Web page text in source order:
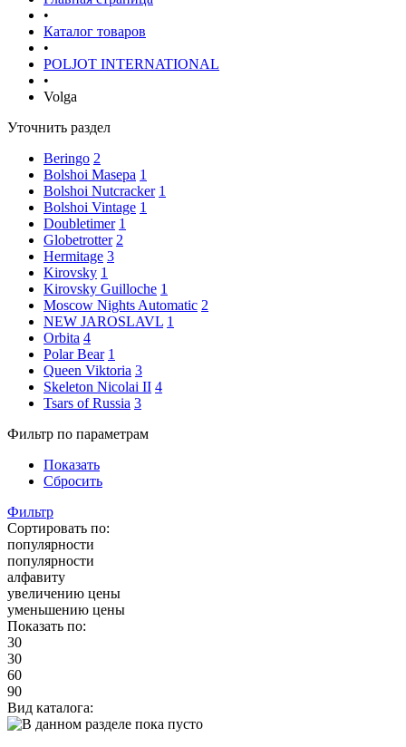
•
Каталог товаров
•
POLJOT INTERNATIONAL
•
Volga
Уточнить раздел
Beringo 2
Bolshoi Masepa 1
Bolshoi Nutcracker 1
Bolshoi Vintage 1
Doubletimer 1
Globetrotter 2
Hermitage 3
Kirovsky 1
Kirovsky Guilloche 1
Moscow Nights Automatic 2
NEW JAROSLAVL 1
Orbita 4
Polar Bear 1
Queen Viktoria 3
Skeleton Nicolai II 4
Tsars of Russia 3
Фильтр по параметрам
Показать
Сбросить
Фильтр
Сортировать по:
популярности
популярности
алфавиту
увеличению цены
уменьшению цены
Показать по:
30
30
60
90
Вид каталога: